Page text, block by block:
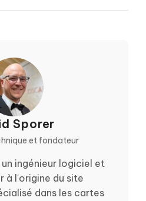
Sporer
et fondateur
ingénieur logiciel et
à l'origine du site
dans les cartes